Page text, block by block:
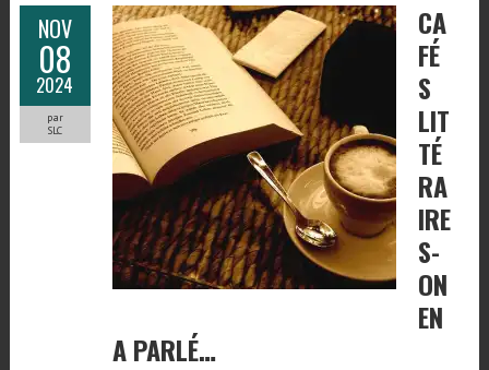
NOV
08
2024
par
SLC
CA
FÉ
S
LIT
TÉ
RA
IRE
S-
ON
EN
A PARLÉ…